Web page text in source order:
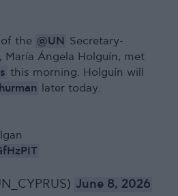
the @UN Secretary-
, María Ángela Holguín, met
this morning. Holguín will
later today.
June 8, 2026